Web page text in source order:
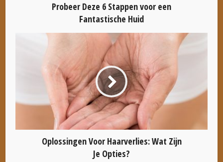
Probeer Deze 6 Stappen voor een
Fantastische Huid
Oplossingen Voor Haarverlies: Wat Zijn
Je Opties?